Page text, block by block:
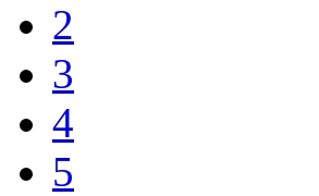
2
3
4
5